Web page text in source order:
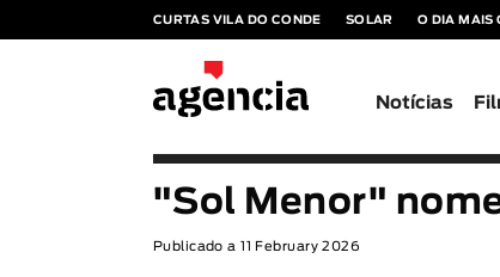
CURTAS VILA DO CONDE SOLAR O DIA MAIS
Notícias
"Sol Menor"
Publicado a 11 February 2026